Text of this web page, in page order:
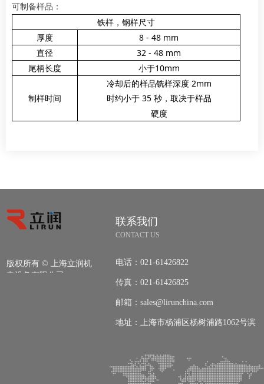
可制备样品：
铁样，钢样尺寸
厚度
8 - 48 mm
直径
32 - 48 mm
尾柄长度
小于10mm
制样时间
冷却后的样品铣样深度 2mm
时约小于 35 秒，取决于样品
硬度
版权所有 © 上海立润机
电设备有限公司
电话： 021-61426822
传真： 021-61426825
邮箱： sales@lirunchina.com
地址： 上海市杨浦区杨树浦路1062号滨
联系我们
CONTACT US